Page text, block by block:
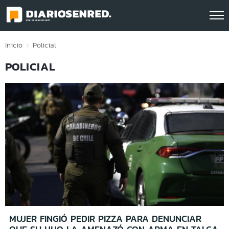
Click acá para ir directamente al contenido
Inicio Policial
POLICIAL
MUJER FINGIÓ PEDIR PIZZA PARA DENUNCIAR